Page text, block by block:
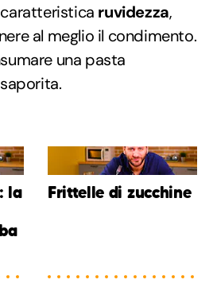
ruvidezza,
al meglio il condimento.
una pasta
la
Frittelle di zucchine